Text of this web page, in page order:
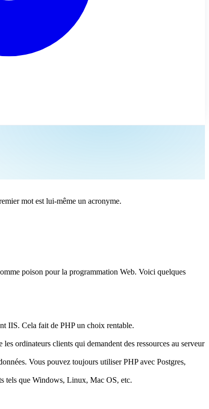
mot est lui-même un acronyme.
poison pour la programmation Web. Voici quelques
IIS. Cela fait de PHP un choix rentable.
ordinateurs clients qui demandent des ressources au serveur
Vous pouvez toujours utiliser PHP avec Postgres,
tels que Windows, Linux, Mac OS, etc.